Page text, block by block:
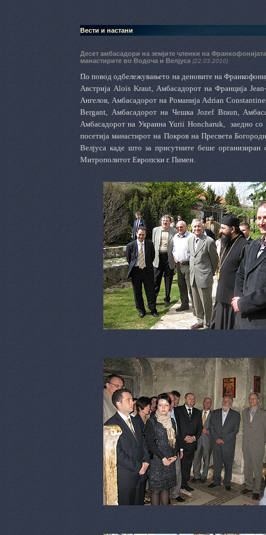
Вести и настани
Десет амбасадори на земјите членки на
манастирите во Водоча и Велјуса (22.03.2010)
По повод одбележувањето на деновите на
Австрија Alois Kraut, Амбасадорот на Франција Jean-
Ангелов, Амбасадорот на Романија Adrian
Bergant, Амбасадорот на ЧешкаJozef Braun,
Амбасадорот на Украина Yurii Honcharuk,
заедно
посетија манастирот на Покров на Пресвета
Велјуса каде што за присутните беше
Митрополитот Европски г. Пимен.